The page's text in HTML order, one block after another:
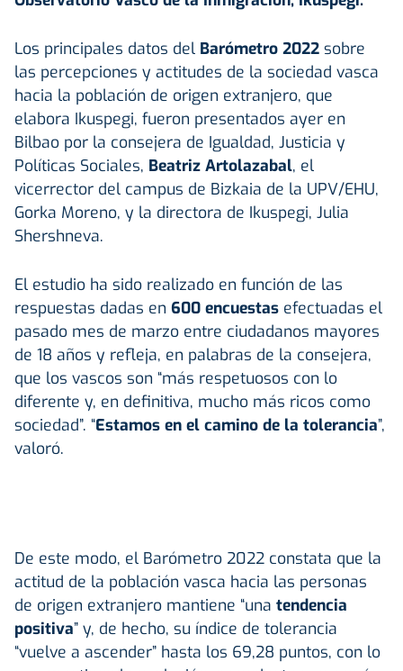
Los principales datos del Barómetro 2022 sobre
las percepciones y actitudes de la sociedad vasca
hacia la población de origen extranjero, que
elabora Ikuspegi, fueron presentados ayer en
Bilbao por la consejera de Igualdad, Justicia y
Políticas Sociales, Beatriz Artolazabal, el
vicerrector del campus de Bizkaia de la UPV/EHU,
Gorka Moreno, y la directora de Ikuspegi, Julia
Shershneva.
El estudio ha sido realizado en función de las
respuestas dadas en 600 encuestas efectuadas el
pasado mes de marzo entre ciudadanos mayores
de 18 años y refleja, en palabras de la consejera,
que los vascos son “más respetuosos con lo
diferente y, en definitiva, mucho más ricos como
sociedad”. “Estamos en el camino de la tolerancia”,
valoró.
De este modo, el Barómetro 2022 constata que la
actitud de la población vasca hacia las personas
de origen extranjero mantiene “una tendencia
positiva” y, de hecho, su índice de tolerancia
“vuelve a ascender” hasta los 69,28 puntos, con lo